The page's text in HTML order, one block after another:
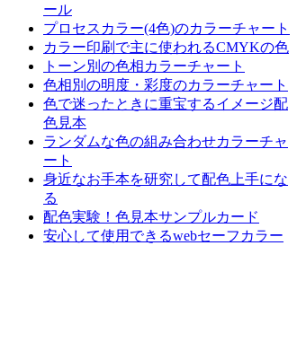
ール
プロセスカラー(4色)のカラーチャート
カラー印刷で主に使われるCMYKの色
トーン別の色相カラーチャート
色相別の明度・彩度のカラーチャート
色で迷ったときに重宝するイメージ配
色見本
ランダムな色の組み合わせカラーチャ
ート
身近なお手本を研究して配色上手にな
る
配色実験！色見本サンプルカード
安心して使用できるwebセーフカラー